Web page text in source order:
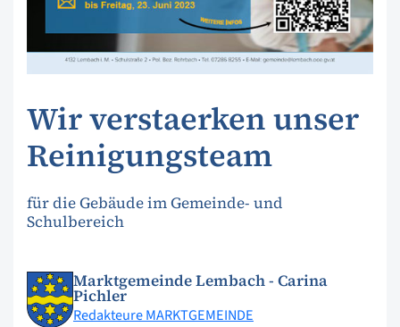
Wir verstaerken unser
Reinigungsteam
für die Gebäude im Gemeinde- und
Schulbereich
Marktgemeinde Lembach - Carina
Pichler
Redakteure MARKTGEMEINDE